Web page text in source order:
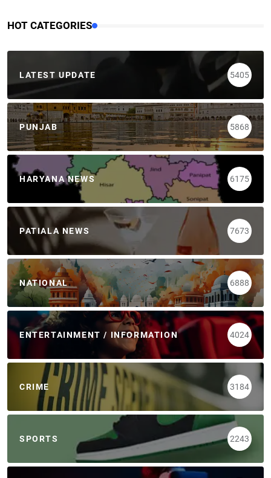
HOT CATEGORIES
LATEST UPDATE 5405
PUNJAB 5868
HARYANA NEWS 6175
PATIALA NEWS 7673
NATIONAL 6888
ENTERTAINMENT / INFORMATION 4024
CRIME 3184
SPORTS 2243